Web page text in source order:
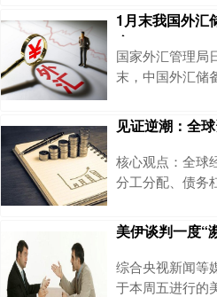
币等相关风险
业务活动实施更
界定了虚拟货币
不具有与法定货
1月末我国外汇
金
国家外汇管理局
末，中国外汇储
黄金储备为
中国央行已连续
规模环比持续上
前，中国外储规
见证逆潮：全
核心观点：全球
分工分配、债务
利与失衡1. 分工
人类能力差异与
专注单一工作提
新，最终实现财
美伊谈判一度“
综合央视新闻等
于本周五进行的